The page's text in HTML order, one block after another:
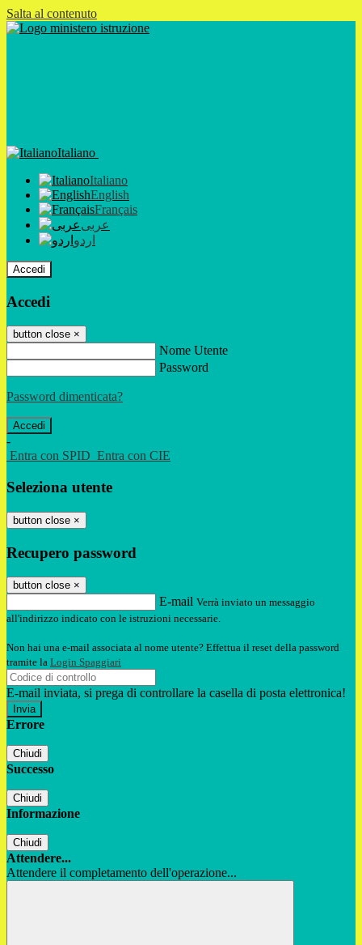
Salta al contenuto
Italiano
Italiano
English
Français
عربى
اردو
Accedi
Accedi
button close ×
Nome Utente
Password
Password dimenticata?
-
Entra con SPID Entra con CIE
Seleziona utente
button close ×
Recupero password
button close ×
E-mail Verrà inviato un messaggio
all'indirizzo indicato con le istruzioni necessarie.
Non hai una e-mail associata al nome utente? Effettua il reset della password
tramite la Login Spaggiari
E-mail inviata, si prega di controllare la casella di posta elettronica!
Errore
Chiudi
Successo
Chiudi
Informazione
Chiudi
Attendere...
Attendere il completamento dell'operazione...